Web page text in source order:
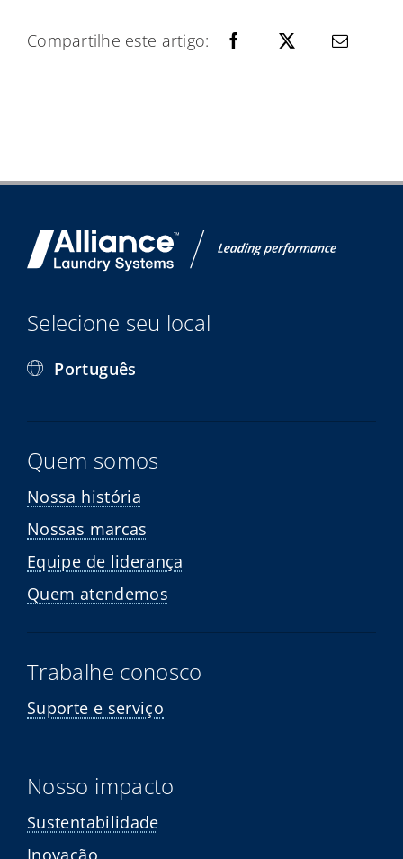
Compartilhe este artigo:
Selecione seu local
Português
Quem somos
Nossa história
Nossas marcas
Equipe de liderança
Quem atendemos
Trabalhe conosco
Suporte e serviço
Nosso impacto
Sustentabilidade
Inovação